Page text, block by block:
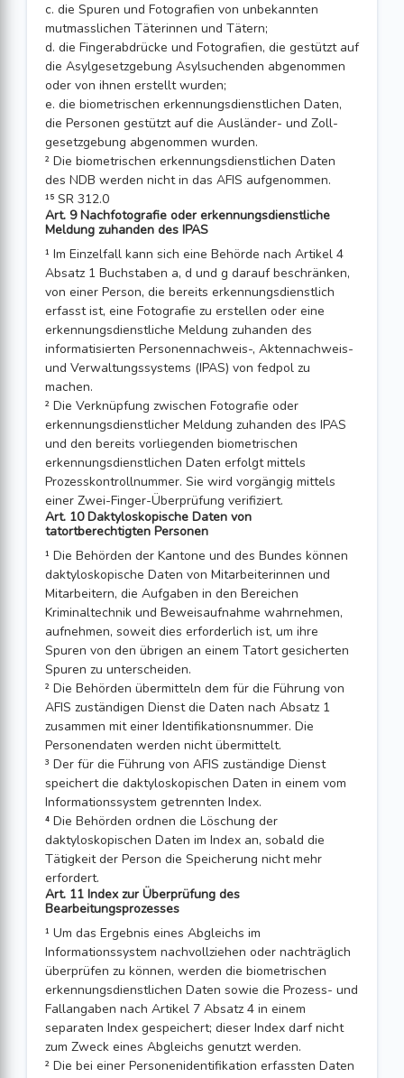
c. die Spuren und Fotografien von unbekannten
mutmasslichen Täterinnen und Tätern;
d. die Fingerabdrücke und Fotografien, die gestützt auf
die Asylgesetzgebung Asylsuchenden abgenommen
oder von ihnen erstellt wurden;
e. die biometrischen erkennungsdienstlichen Daten,
die Personen gestützt auf die Ausländer- und Zoll­
gesetzgebung abgenommen wurden.
² Die biometrischen erkennungsdienstlichen Daten
des NDB werden nicht in das AFIS aufgenommen.
¹⁵ SR 312.0
Art. 9 Nachfotografie oder erkennungsdienstliche
Meldung zuhanden des IPAS
¹ Im Einzelfall kann sich eine Behörde nach Artikel 4
Absatz 1 Buchstaben a, d und g darauf beschränken,
von einer Person, die bereits erkennungsdienstlich
erfasst ist, eine Fotografie zu erstellen oder eine
erkennungsdienstliche Meldung zuhanden des
informatisierten Personennachweis-, Aktennachweis-
und Verwaltungssystems (IPAS) von fedpol zu
machen.
² Die Verknüpfung zwischen Fotografie oder
erkennungsdienstlicher Meldung zuhanden des IPAS
und den bereits vorliegenden biometrischen
erkennungsdienst­lichen Daten erfolgt mittels
Prozesskontrollnummer. Sie wird vorgängig mittels
einer Zwei-Finger-Überprüfung verifiziert.
Art. 10 Daktyloskopische Daten von
tatortberechtigten Personen
¹ Die Behörden der Kantone und des Bundes können
daktyloskopische Daten von Mitarbeiterinnen und
Mitarbeitern, die Aufgaben in den Bereichen
Kriminaltechnik und Beweisaufnahme wahrnehmen,
aufnehmen, soweit dies erforderlich ist, um ihre
Spuren von den übrigen an einem Tatort gesicherten
Spuren zu unterscheiden.
² Die Behörden übermitteln dem für die Führung von
AFIS zuständigen Dienst die Daten nach Absatz 1
zusammen mit einer Identifikationsnummer. Die
Personendaten werden nicht übermittelt.
³ Der für die Führung von AFIS zuständige Dienst
speichert die daktyloskopischen Daten in einem vom
Informationssystem getrennten Index.
⁴ Die Behörden ordnen die Löschung der
daktyloskopischen Daten im Index an, sobald die
Tätigkeit der Person die Speicherung nicht mehr
erfordert.
Art. 11 Index zur Überprüfung des
Bearbeitungsprozesses
¹ Um das Ergebnis eines Abgleichs im
Informationssystem nachvollziehen oder nachträglich
überprüfen zu können, werden die biometrischen
erkennungsdienst­lichen Daten sowie die Prozess- und
Fallangaben nach Artikel 7 Absatz 4 in einem
separaten Index gespeichert; dieser Index darf nicht
zum Zweck eines Abgleichs genutzt werden.
² Die bei einer Personenidentifikation erfassten Daten